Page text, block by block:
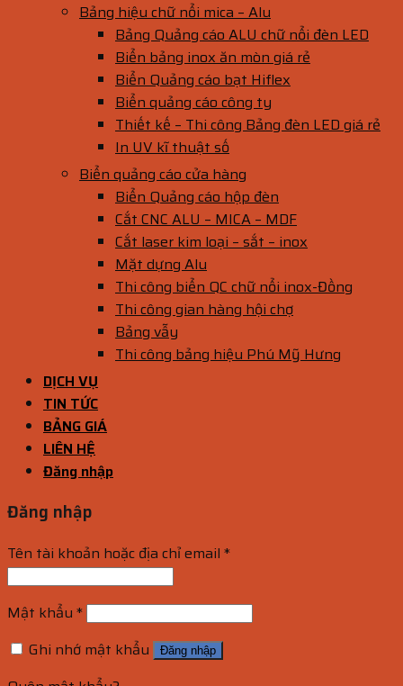
Bảng hiệu chữ nổi mica – Alu
Bảng Quảng cáo ALU chữ nổi đèn LED
Biển bảng inox ăn mòn giá rẻ
Biển Quảng cáo bạt Hiflex
Biển quảng cáo công ty
Thiết kế – Thi công Bảng đèn LED giá rẻ
In UV kĩ thuật số
Biển quảng cáo cửa hàng
Biển Quảng cáo hộp đèn
Cắt CNC ALU – MICA – MDF
Cắt laser kim loại – sắt – inox
Mặt dựng Alu
Thi công biển QC chữ nổi inox-Đồng
Thi công gian hàng hội chợ
Bảng vẫy
Thi công bảng hiệu Phú Mỹ Hưng
DỊCH VỤ
TIN TỨC
BẢNG GIÁ
LIÊN HỆ
Đăng nhập
Đăng nhập
Tên tài khoản hoặc địa chỉ email *
Mật khẩu *
Ghi nhớ mật khẩu
Đăng nhập